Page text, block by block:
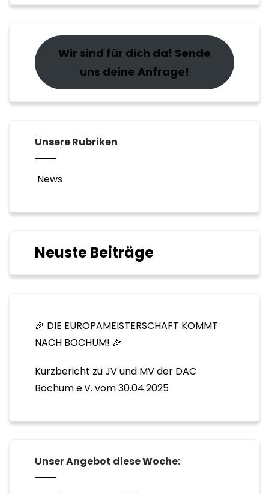
Wir sind für dich da! Sende
uns deine Anfrage!
Unsere Rubriken
News
Neuste Beiträge
🎉 DIE EUROPAMEISTERSCHAFT KOMMT
NACH BOCHUM! 🎉
Kurzbericht zu JV und MV der DAC
Bochum e.V. vom 30.04.2025
Unser Angebot diese Woche: